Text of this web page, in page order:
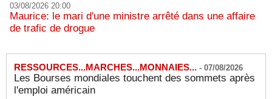
03/08/2026 20:00
Maurice: le mari d'une ministre arrêté dans une affaire
de trafic de drogue
RESSOURCES...MARCHES...MONNAIES... - 07/08/2026
Les Bourses mondiales touchent des sommets après
l'emploi américain